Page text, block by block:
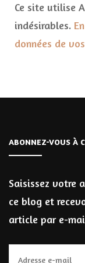
Ce site utilise
indésirables.
données de
ABONNEZ-VOUS À
Saisissez votre
ce blog et
article par e-